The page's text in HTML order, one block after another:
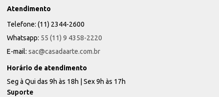
Atendimento
Telefone: (11) 2344-2600
Whatsapp: 55 (11) 9 4358-2220
E-mail: sac@casadaarte.com.br
Horário de atendimento
Seg à Qui das 9h às 18h | Sex 9h às 17h
Suporte